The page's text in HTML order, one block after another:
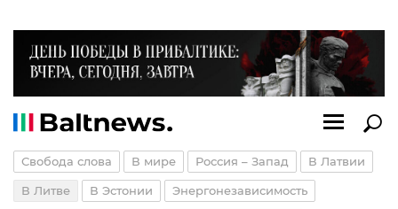
Свобода слова В мире Россия – Запад В Латвии
В Литве В Эстонии Энергонезависимость